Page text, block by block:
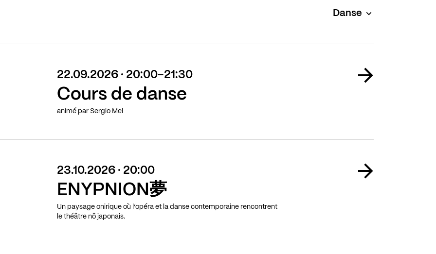
Danse
22.09.2026 · 20:00-21:30
Cours de danse
animé par Sergio Mel
23.10.2026 · 20:00
ENYPNION夢
Un paysage onirique où l’opéra et la danse contemporaine rencontrent
le théâtre nô japonais.